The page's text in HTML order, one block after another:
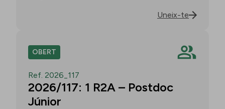
Uneix-te
OBERT
Ref. 2026_117
2026/117: 1 R2A – Postdoc
Júnior